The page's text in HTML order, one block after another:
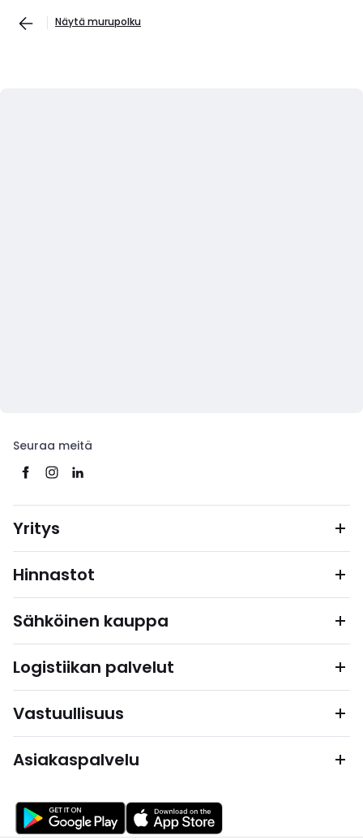
Näytä murupolku
Seuraa meitä
Yritys
Hinnastot
Sähköinen kauppa
Logistiikan palvelut
Vastuullisuus
Asiakaspalvelu